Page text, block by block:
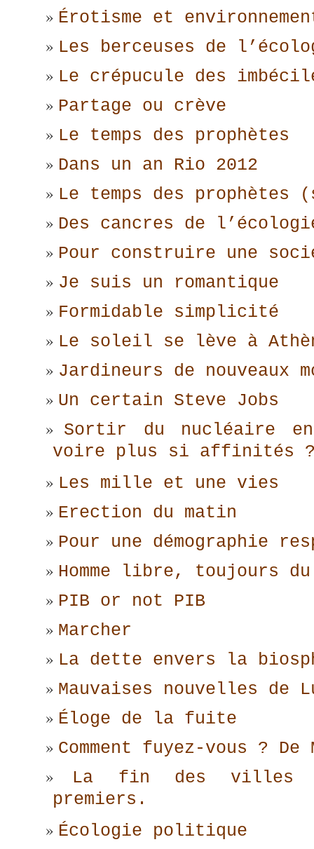
Érotisme et
Les berceuses de
Le crépucule des
Partage ou crève
Le temps des prophètes
Dans un an Rio 2012
Le temps des prophètes
Des cancres de
Pour construire une
Je suis un romantique
Formidable simplicité
Le soleil se lève à
Jardineurs de nouveaux
Un certain Steve Jobs
Sortir du nucléaire
voire plus si affinités
Les mille et une vies
Erection du matin
Pour une démographie
Homme libre, toujours
PIB or not PIB
Marcher
La dette envers la
Mauvaises nouvelles de
Éloge de la fuite
Comment fuyez-vous ?
La fin des villes
premiers.
Écologie politique